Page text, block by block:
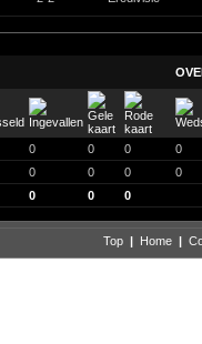
0 0 0
0
0 0 0
0
0 0 0
Top | Home |